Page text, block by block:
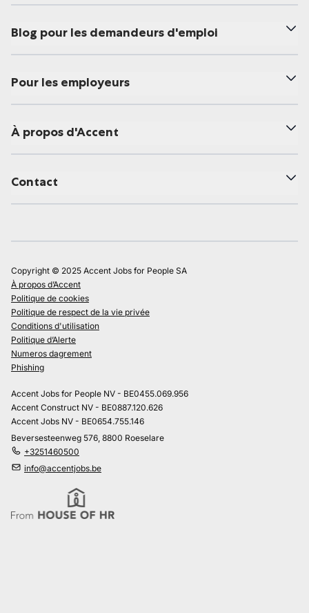
Blog pour les demandeurs d'emploi
Pour les employeurs
À propos d'Accent
Contact
Copyright © 2025 Accent Jobs for People SA
À propos d’Accent
Politique de cookies
Politique de respect de la vie privée
Conditions d'utilisation
Politique d’Alerte
Numeros dagrement
Phishing
Accent Jobs for People NV - BE0455.069.956
Accent Construct NV - BE0887.120.626
Accent Jobs NV - BE0654.755.146
Beversesteenweg 576, 8800 Roeselare
+3251460500
info@accentjobs.be